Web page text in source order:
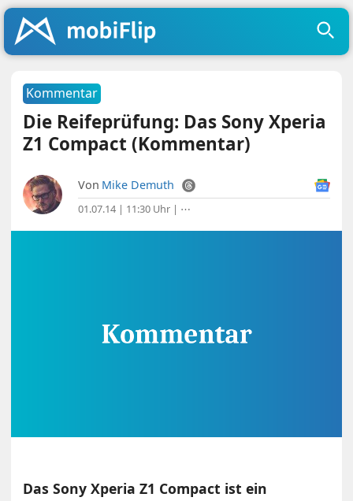
Kommentar
Die Reifeprüfung: Das Sony Xperia
Z1 Compact (Kommentar)
Von Mike Demuth
01.07.14 | 11:30 Uhr | ⋯
Das Sony Xperia Z1 Compact ist ein